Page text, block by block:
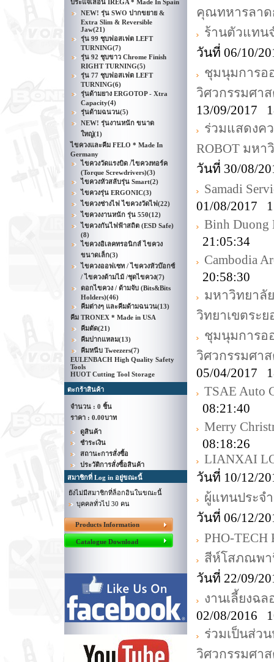
ประแจเลื่อน IREGA * Made In Spain
NEW! รุ่น SWO ปากขยาย &
Extra Slim & Reversible
Jaw(21)
รุ่น 99 ชุบฟอสเฟต LEFT
TURNING(7)
รุ่น 92 ชุบขาว Chrome Finish
RIGHT TURNING(5)
รุ่น 77 ชุบฟอสเฟต LEFT
TURNING(6)
รุ่นด้ามยาง ERGOTOP - Xtra
Capacity(4)
รุ่นด้ามฉนวน(5)
NEW! รุ่นงานหนัก ขนาด
ใหญ่(1)
ไขควงและคีม FELO * Made In
Germany
ไขควงวัดแรงบิด /ไขควงทอร์ค
(Torque Screwdrivers)(3)
ไขควงหัวสลับรุ่น Smart(2)
ไขควงรุ่น ERGONIC(3)
ไขควงช่างไฟ ไขควงวัดไฟ(22)
ไขควงงานหนัก รุ่น 550(12)
ไขควงกันไฟฟ้าสถิต (ESD Safe)
(8)
ไขควงอิเลคทรอนิกส์ ไขควง
ขนาดเล็ก(3)
ไขควงออฟเซท / ไขควงหัวบ๊อกซ์
/ ไขควงด้ามไม้ /ชุดไขควง(7)
ดอกไขควง / ด้ามจับ (Bits&Bits
Holders)(46)
คีมต่างๆ และคีมด้ามฉนวน(13)
คีม TRONEX * Made in USA
คีมตัด(21)
คีมปากแหลม(13)
คีมหนีบ Tweezers(7)
EULENBACH High Quality Safety
Tools
HUOT Cutting Tool Storage
ตะกร้าสินค้า
จำนวน : 0 ชิ้น
ราคา : 0.00บาท
ดูสินค้า
ชำระเงิน
สถานะการสั่งซื้อ
ประวัติการสั่งซื้อสินค้า
สมาชิกที่ Log in อยู่ขณะนี้
ยังไม่มีสมาชิกที่ล็อกอินในขณะนี้
บุคคลทั่วไป 30 คน
Products Information
Catalogue Download
คุณทหารลาด
ร้านตัวแทน
วันที่ 06/10/
ชุมนุมการอ
วิศวกรรมศา
13/09/2017
ร่วมแสดงค
ROBOT มหา
วันที่ 30/08/
Samadi
01/08/2017
Binh Duong
21:05:34
Cambodia
20:58:30
มหาวิทยาลั
วิทยาเขตระย
ชุมนุมการอ
วิศวกรรมศา
05/04/2017
TSAE Auto
08:21:40
Merry
08:18:26
LIANXAI
วันที่ 10/12/
ผู้แทนประจ
วันที่ 06/12/
PHO-TECH
สีห์โสภณพา
วันที่ 22/09/
งานเลี้ยงฉ
02/08/2016
ร่วมเป็นส่ว
วิศวกรรมศา